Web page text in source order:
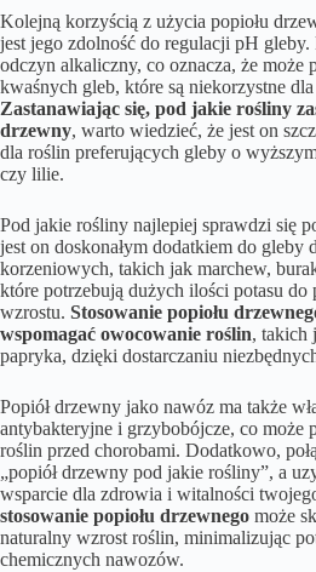
Kolejną korzyścią z użycia popiołu
jest jego zdolność do regulacji pH gleby.
odczyn alkaliczny, co oznacza, że może
kwaśnych gleb, które są niekorzystne
Zastanawiając się, pod jakie rośliny
drzewny, warto wiedzieć, że jest on
dla roślin preferujących gleby o
czy lilie.
Pod jakie rośliny najlepiej sprawdzi się
jest on doskonałym dodatkiem do gleby
korzeniowych, takich jak marchew,
które potrzebują dużych ilości potasu do
wzrostu. Stosowanie popiołu
wspomagać owocowanie roślin, takich
papryka, dzięki dostarczaniu
Popiół drzewny jako nawóz ma także
antybakteryjne i grzybobójcze, co może
roślin przed chorobami. Dodatkowo,
„popiół drzewny pod jakie rośliny”, a
wsparcie dla zdrowia i witalności
stosowanie popiołu drzewnego może
naturalny wzrost roślin, minimalizując
chemicznych nawozów.